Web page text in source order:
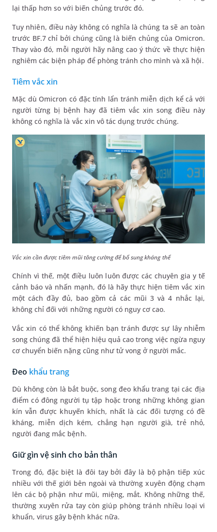
lại thấp hơn so với biến chủng trước đó.
Tuy nhiên, điều này không có nghĩa là chúng ta sẽ an toàn
trước BF.7 chỉ bởi chúng cũng là biến chủng của Omicron.
Thay vào đó, mỗi người hãy nâng cao ý thức về thực hiện
nghiêm các biện pháp để phòng tránh cho mình và xã hội.
Tiêm vắc xin
Mặc dù Omicron có đặc tính lẩn tránh miễn dịch kể cả với
người từng bị bệnh hay đã tiêm vắc xin song điều này
không có nghĩa là vắc xin vô tác dụng trước chúng.
Vắc xin cần được tiêm mũi tăng cường để bổ sung kháng thể
Chính vì thế, một điều luôn luôn được các chuyên gia y tế
cảnh báo và nhấn mạnh, đó là hãy thực hiện tiêm vắc xin
một cách đầy đủ, bao gồm cả các mũi 3 và 4 nhắc lại,
không chỉ đối với những người có nguy cơ cao.
Vắc xin có thể không khiến bạn tránh được sự lây nhiễm
song chúng đã thể hiện hiệu quả cao trong việc ngừa nguy
cơ chuyển biến nặng cũng như tử vong ở người mắc.
Đeo khẩu trang
Dù không còn là bắt buộc, song đeo khẩu trang tại các địa
điểm có đông người tụ tập hoặc trong những không gian
kín vẫn được khuyến khích, nhất là các đối tượng có đề
kháng, miễn dịch kém, chẳng hạn người già, trẻ nhỏ,
người đang mắc bệnh.
Giữ gìn vệ sinh cho bản thân
Trong đó, đặc biệt là đôi tay bởi đây là bộ phận tiếp xúc
nhiều với thế giới bên ngoài và thường xuyên động chạm
lên các bộ phận như mũi, miệng, mắt. Không những thế,
thường xuyên rửa tay còn giúp phòng tránh nhiều loại vi
khuẩn, virus gây bệnh khác nữa.